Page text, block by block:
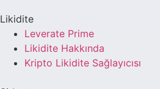
Likidite
Leverate Prime
Likidite Hakkında
Kripto Likidite Sağlayıcısı